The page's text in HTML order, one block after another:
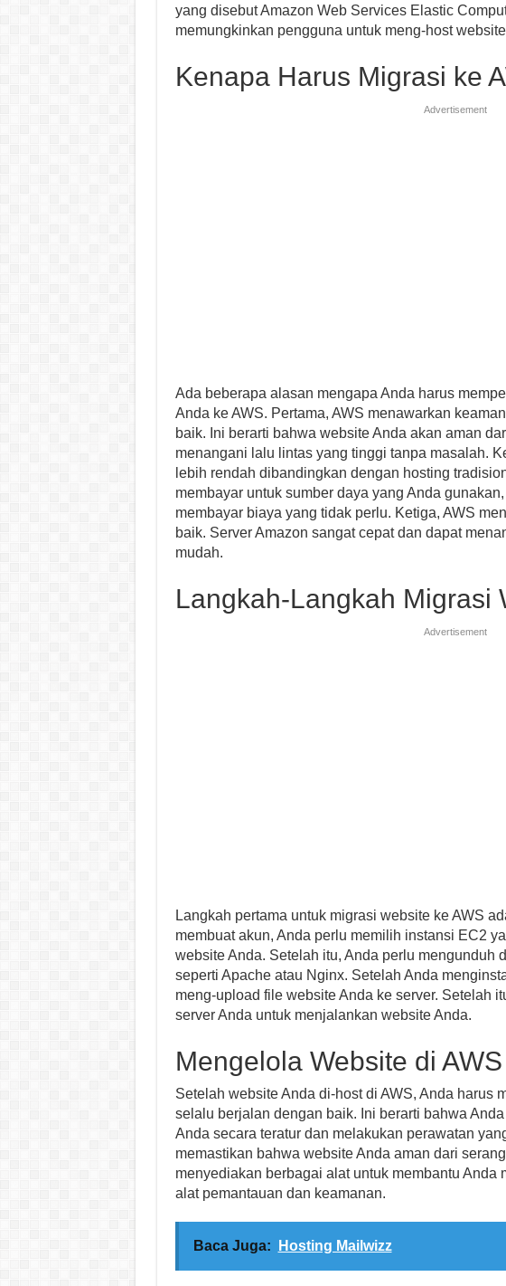
yang disebut Amazon Web Services Elastic
memungkinkan pengguna untuk meng-host
Kenapa Harus Migrasi ke
Advertisement
Ada beberapa alasan mengapa Anda harus
Anda ke AWS. Pertama, AWS menawarkan
baik. Ini berarti bahwa website Anda akan aman
menangani lalu lintas yang tinggi tanpa masalah.
lebih rendah dibandingkan dengan hosting
membayar untuk sumber daya yang Anda
membayar biaya yang tidak perlu. Ketiga, AWS
baik. Server Amazon sangat cepat dan dapat
mudah.
Langkah-Langkah Migrasi
Advertisement
Langkah pertama untuk migrasi website ke AWS
membuat akun, Anda perlu memilih instansi EC2
website Anda. Setelah itu, Anda perlu mengunduh
seperti Apache atau Nginx. Setelah Anda
meng-upload file website Anda ke server. Setelah
server Anda untuk menjalankan website Anda.
Mengelola Website di AWS
Setelah website Anda di-host di AWS, Anda harus
selalu berjalan dengan baik. Ini berarti bahwa
Anda secara teratur dan melakukan perawatan
memastikan bahwa website Anda aman dari
menyediakan berbagai alat untuk membantu Anda
alat pemantauan dan keamanan.
Baca Juga: Hosting Mailwizz